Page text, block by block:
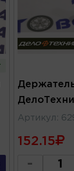
Артикул :
152.15
-